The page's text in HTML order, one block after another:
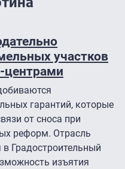
участков
гарантий, которые
от сноса при
реформ. Отрасль
в Градостроительный
изъятия